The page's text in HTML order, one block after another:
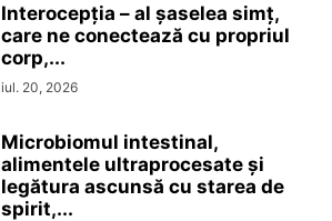
Interocepţia – al șaselea simț,
care ne conectează cu propriul
corp,...
iul. 20, 2026
Microbiomul intestinal,
alimentele ultraprocesate şi
legătura ascunsă cu starea de
spirit,...